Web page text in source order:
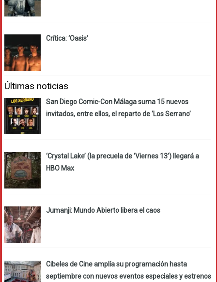
Crítica: ‘Oasis’
Últimas noticias
San Diego Comic-Con Málaga suma 15 nuevos
invitados, entre ellos, el reparto de ‘Los Serrano’
‘Crystal Lake’ (la precuela de ‘Viernes 13’) llegará a
HBO Max
Jumanji: Mundo Abierto libera el caos
Cibeles de Cine amplía su programación hasta
septiembre con nuevos eventos especiales y estrenos